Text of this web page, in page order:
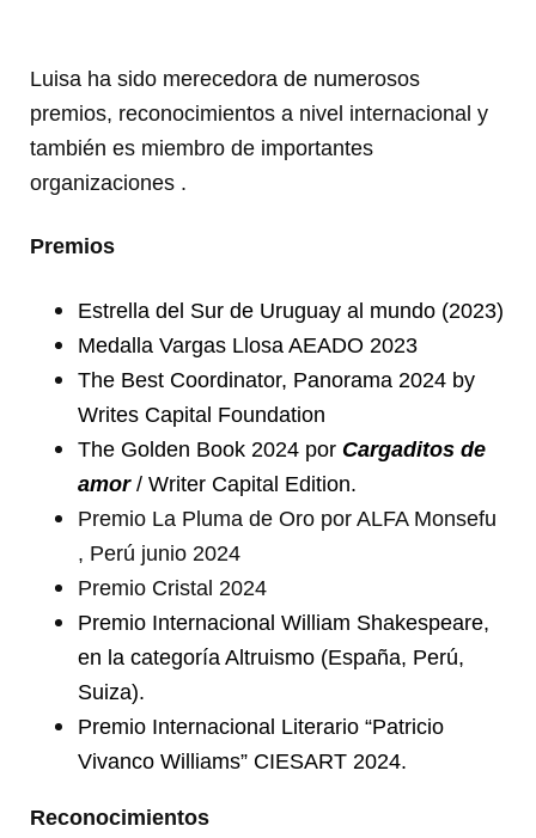
Luisa ha sido merecedora de numerosos
premios, reconocimientos a nivel internacional y
también es miembro de importantes
organizaciones .
Premios
Estrella del Sur de Uruguay al mundo (2023)
Medalla Vargas Llosa AEADO 2023
The Best Coordinator, Panorama 2024 by
Writes Capital Foundation
The Golden Book 2024 por Cargaditos de
amor/ Writer Capital Edition.
Premio La Pluma de Oro por ALFA Monsefu
, Perú junio 2024
Premio Cristal 2024
Premio Internacional William Shakespeare,
en la categoría Altruismo (España, Perú,
Suiza).
Premio Internacional Literario “Patricio
Vivanco Williams” CIESART 2024.
Reconocimientos